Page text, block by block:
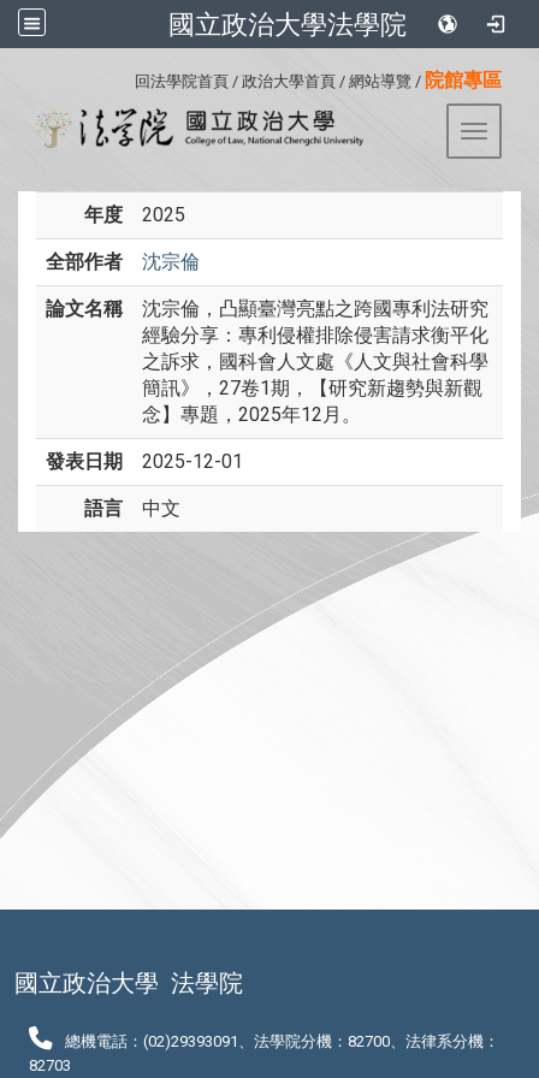
國立政治大學法學院
回法學院首頁 / 政治大學首頁 / 網站導覽 / 院館專區
Toggle
年度 2025
全部作者 沈宗倫
論文名稱
沈宗倫，凸顯臺灣亮點之跨國專利法研究
經驗分享：專利侵權排除侵害請求衡平化
之訴求，國科會人文處《人文與社會科學
簡訊》，27卷1期，【研究新趨勢與新觀
念】專題，2025年12月。
發表日期 2025-12-01
語言 中文
國立政治大學 法學院
總機電話：(02)29393091、法學院分機：82700、法律系分機：
82703